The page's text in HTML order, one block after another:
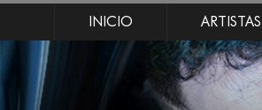
INICIO ARTISTAS